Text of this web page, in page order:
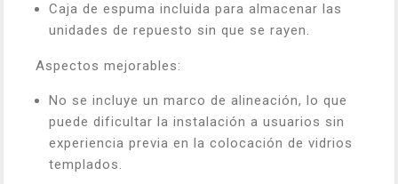
Caja de espuma incluida para almacenar las
unidades de repuesto sin que se rayen.
Aspectos mejorables:
No se incluye un marco de alineación, lo que
puede dificultar la instalación a usuarios sin
experiencia previa en la colocación de vidrios
templados.